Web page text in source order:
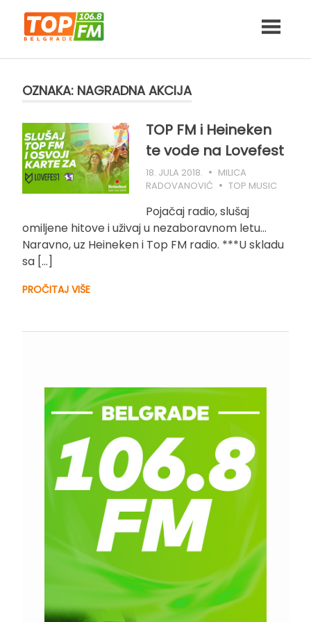
content
OZNAKA: NAGRADNA AKCIJA
TOP FM i Heineken
te vode na Lovefest
18. JULA 2018.
MILICA
RADOVANOVIĆ
TOP MUSIC
Pojačaj radio, slušaj
omiljene hitove i uživaj u nezaboravnom letu…
Naravno, uz Heineken i Top FM radio. ***U skladu
sa […]
PROČITAJ VIŠE